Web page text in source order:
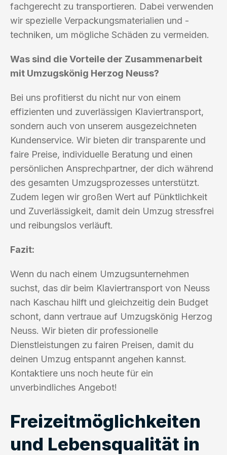
fachgerecht zu transportieren. Dabei verwenden
wir spezielle Verpackungsmaterialien und -
techniken, um mögliche Schäden zu vermeiden.
Was sind die Vorteile der Zusammenarbeit
mit Umzugskönig Herzog Neuss?
Bei uns profitierst du nicht nur von einem
effizienten und zuverlässigen Klaviertransport,
sondern auch von unserem ausgezeichneten
Kundenservice. Wir bieten dir transparente und
faire Preise, individuelle Beratung und einen
persönlichen Ansprechpartner, der dich während
des gesamten Umzugsprozesses unterstützt.
Zudem legen wir großen Wert auf Pünktlichkeit
und Zuverlässigkeit, damit dein Umzug stressfrei
und reibungslos verläuft.
Fazit:
Wenn du nach einem Umzugsunternehmen
suchst, das dir beim Klaviertransport von Neuss
nach Kaschau hilft und gleichzeitig dein Budget
schont, dann vertraue auf Umzugskönig Herzog
Neuss. Wir bieten dir professionelle
Dienstleistungen zu fairen Preisen, damit du
deinen Umzug entspannt angehen kannst.
Kontaktiere uns noch heute für ein
unverbindliches Angebot!
Freizeitmöglichkeiten
und Lebensqualität in